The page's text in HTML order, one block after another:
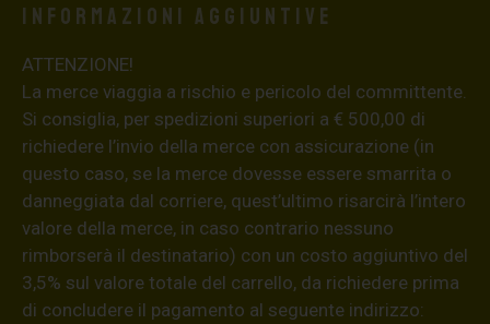
Informazioni aggiuntive
ATTENZIONE!
La merce viaggia a rischio e pericolo del committente.
Si consiglia, per spedizioni superiori a € 500,00 di
richiedere l’invio della merce con assicurazione (in
questo caso, se la merce dovesse essere smarrita o
danneggiata dal corriere, quest’ultimo risarcirà l’intero
valore della merce, in caso contrario nessuno
rimborserà il destinatario) con un costo aggiuntivo del
3,5% sul valore totale del carrello, da richiedere prima
di concludere il pagamento al seguente indirizzo: